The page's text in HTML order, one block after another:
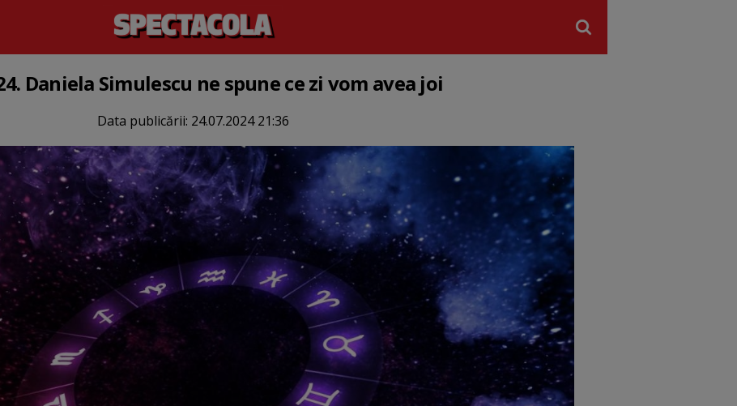
Daniela Simulescu ne spune ce zi vom avea joi
Data publicării: 24.07.2024 21:36